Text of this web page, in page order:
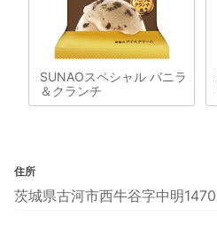
SUNAOスペシャル バニラ
＆クランチ
住所
茨城県古河市西牛谷字中明1470